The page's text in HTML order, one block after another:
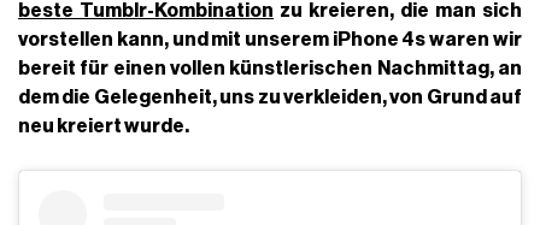
beste Tumblr-Kombination zu kreieren, die man sich
vorstellen kann, und mit unserem iPhone 4swaren wir
bereit für einen vollen künstlerischen Nachmittag, an
dem die Gelegenheit, uns zu verkleiden, von Grund auf
neu kreiert wurde.